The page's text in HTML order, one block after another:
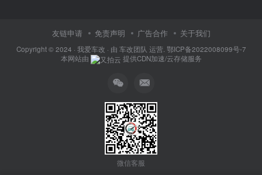
友链申请 免责声明 广告合作 关于我们
Copyright © 2024 · 我爱车改 · 由 车改团队 运营. 鄂ICP备2022008099号-7
本网站由
提供CDN加速/云存储服务
微信客服